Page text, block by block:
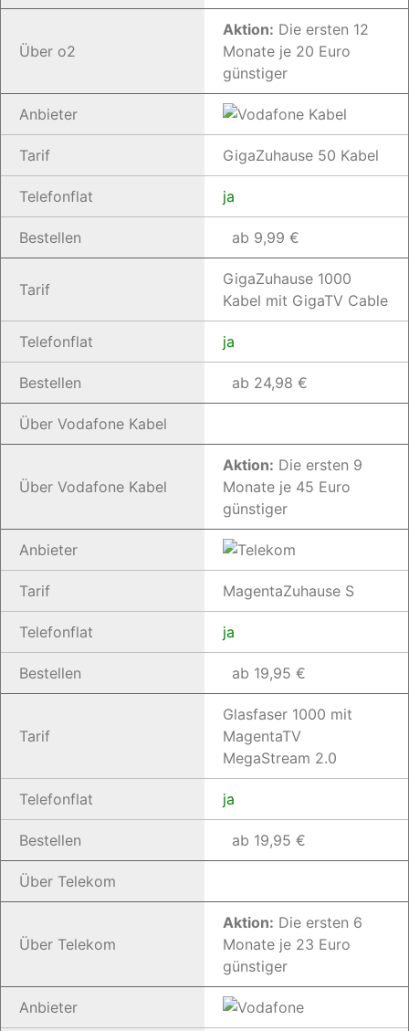
Über o2
Aktion: Die ersten 12
Monate je 20 Euro
günstiger
Anbieter
Tarif GigaZuhause 50 Kabel
Telefonflat ja
Bestellen ab 9,99 €
Tarif
GigaZuhause 1000
Kabel mit GigaTV Cable
Telefonflat ja
Bestellen ab 24,98 €
Über Vodafone Kabel
Über Vodafone Kabel
Aktion: Die ersten 9
Monate je 45 Euro
günstiger
Anbieter
Tarif MagentaZuhause S
Telefonflat ja
Bestellen ab 19,95 €
Tarif
Glasfaser 1000 mit
MagentaTV
MegaStream 2.0
Telefonflat ja
Bestellen ab 19,95 €
Über Telekom
Über Telekom
Aktion: Die ersten 6
Monate je 23 Euro
günstiger
Anbieter